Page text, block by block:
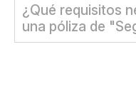
¿Qué requisitos
una póliza de